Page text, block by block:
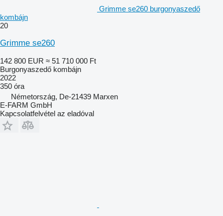
Grimme se260 burgonyaszedő
kombájn
20
Grimme se260
142 800 EUR ≈ 51 710 000 Ft
Burgonyaszedő kombájn
2022
350 óra
Németország, De-21439 Marxen
E-FARM GmbH
Kapcsolatfelvétel az eladóval